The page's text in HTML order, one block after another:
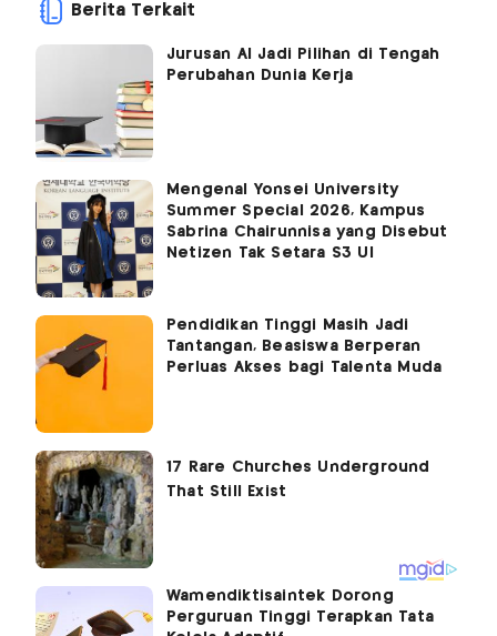
Berita Terkait
Jurusan AI Jadi Pilihan di Tengah
Perubahan Dunia Kerja
Mengenal Yonsei University
Summer Special 2026, Kampus
Sabrina Chairunnisa yang Disebut
Netizen Tak Setara S3 UI
Pendidikan Tinggi Masih Jadi
Tantangan, Beasiswa Berperan
Perluas Akses bagi Talenta Muda
Wamendiktisaintek Dorong
Perguruan Tinggi Terapkan Tata